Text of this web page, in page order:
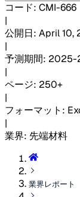
コード: CMI-666
|
公開日: April 10,
|
予測期間: 2025-
|
ページ: 250+
|
フォーマット :
|
業界: 先端材料
業界レポート